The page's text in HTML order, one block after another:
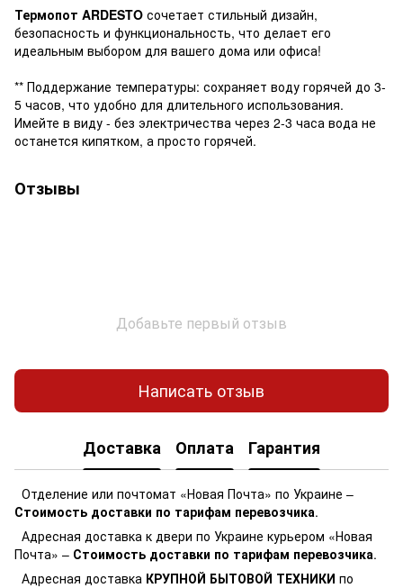
Термопот ARDESTO сочетает стильный дизайн,
безопасность и функциональность, что делает его
идеальным выбором для вашего дома или офиса!
** Поддержание температуры: сохраняет воду горячей до 3-
5 часов, что удобно для длительного использования.
Имейте в виду - без электричества через 2-3 часа вода не
останется кипятком, а просто горячей.
Отзывы
Добавьте первый отзыв
Написать отзыв
Доставка Оплата Гарантия
Отделение или почтомат «Новая Почта» по Украине –
Стоимость доставки по тарифам перевозчика.
Адресная доставка к двери по Украине курьером «Новая
Почта» – Стоимость доставки по тарифам перевозчика.
Адресная доставка КРУПНОЙ БЫТОВОЙ ТЕХНИКИ по